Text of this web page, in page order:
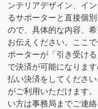
ンテリアデザイン、イ
るサポーターと直接個
ので、具体的な内容、
お伝えください。ここ
ポーターが「引き受け
で決済が可能になりま
払い決済をしてくださ
がご利用いただけます
い方は事務局までご連